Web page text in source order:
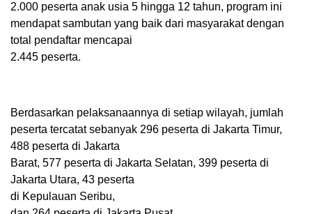
2.000 peserta anak usia 5 hingga 12 tahun, program ini
mendapat sambutan yang baik dari masyarakat dengan
total pendaftar mencapai
2.445 peserta.
Berdasarkan pelaksanaannya di setiap wilayah, jumlah
peserta tercatat sebanyak 296 peserta di Jakarta Timur,
488 peserta di Jakarta
Barat, 577 peserta di Jakarta Selatan, 399 peserta di
Jakarta Utara, 43 peserta
di Kepulauan Seribu,